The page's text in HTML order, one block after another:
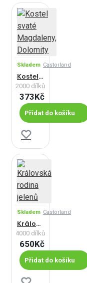
Skladem Castorland
Kostel svaté Magdaleny, Dolomity
2000 dílků
373Kč
Přidat do košíku
Skladem Castorland
Královská rodina jelenů
4000 dílků
650Kč
Přidat do košíku